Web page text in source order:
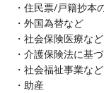
・住民票/戸籍抄本
・外国為替など
・社会保険医療など
・介護保険法に基
・社会福祉事業など
・助産